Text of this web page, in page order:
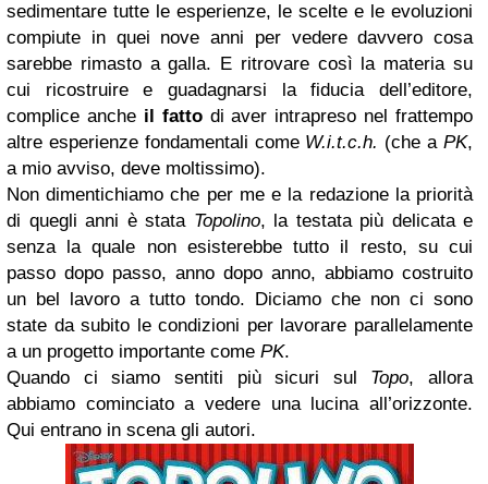
sedimentare tutte le esperienze, le scelte e le evoluzioni
compiute in quei nove anni per vedere davvero cosa
sarebbe rimasto a galla. E ritrovare così la materia su
cui ricostruire e guadagnarsi la fiducia dell’editore,
complice anche il fattodi aver intrapreso nel frattempo
altre esperienze fondamentali come W.i.t.c.h. (che aPK,
a mio avviso, deve moltissimo).
Non dimentichiamo che per me e la redazione la priorità
di quegli anni è stata Topolino, la testata più delicata e
senza la quale non esisterebbe tutto il resto, su cui
passo dopo passo, anno dopo anno, abbiamo costruito
un bel lavoro a tutto tondo. Diciamo che non ci sono
state da subito le condizioni per lavorare parallelamente
a un progetto importante come PK.
Quando ci siamo sentiti più sicuri sul Topo, allora
abbiamo cominciato a vedere una lucina all’orizzonte.
Qui entrano in scena gli autori.